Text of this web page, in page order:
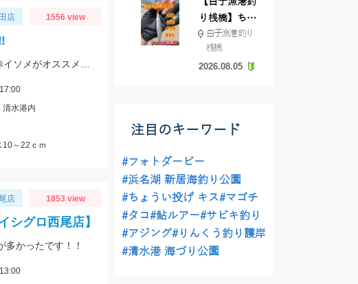
店 1556 view
清水港内
10～22ｃｍ
店 1853 view
シグロ西尾店】
かったです！！
り桟橋】ちょ
い投げ釣りが
絶好調!キスや
ハゼが簡単に
白子漁港 釣り
桟橋
2026.08.05
注目のキーワード
#フォトダービー
#浜名湖 新居海釣り公園
#ちょうい投げ キス#マゴチ
#タコ#鮎ルアー#サビキ釣り
#アジング#りんくう釣り護岸
#清水港 海づり公園